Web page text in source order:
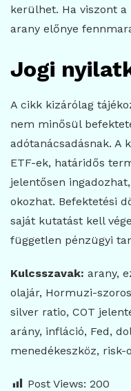
kerülhet. Ha viszont
arany előnye
Jogi
A cikk kizárólag
nem minősül
adótanácsadásnak. A
ETF-ek, határidős
jelentősen
okozhat. Befektetési
saját kutatást kell
független pénzügyi
Kulcsszavak: arany,
olajár, Hormuzi-
silver ratio, COT
arány, infláció, Fed,
menedékeszköz, risk-
Post Views: 200